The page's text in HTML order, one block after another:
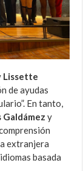
Lissette
de ayudas
En tanto,
Galdámezy
extranjera
basada